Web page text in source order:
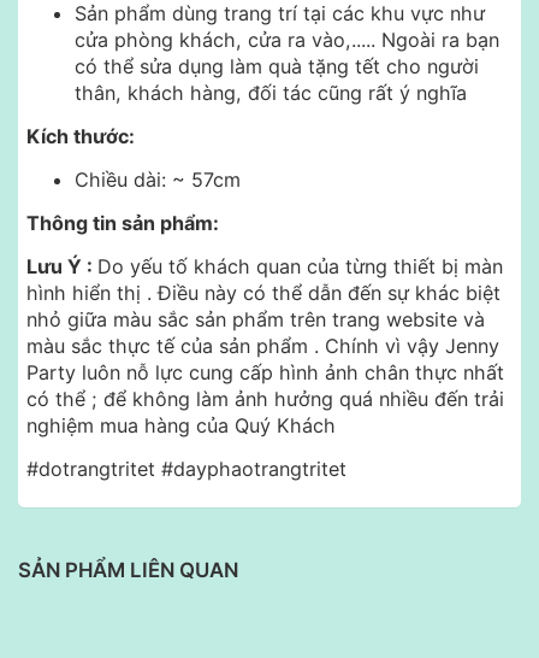
Sản phẩm dùng trang trí tại các khu vực như
cửa phòng khách, cửa ra vào,..... Ngoài ra bạn
có thể sửa dụng làm quà tặng tết cho người
thân, khách hàng, đối tác cũng rất ý nghĩa
Kích thước:
Chiều dài: ~ 57cm
Thông tin sản phẩm:
Lưu Ý : Do yếu tố khách quan của từng thiết bị màn
hình hiển thị . Điều này có thể dẫn đến sự khác biệt
nhỏ giữa màu sắc sản phẩm trên trang website và
màu sắc thực tế của sản phẩm . Chính vì vậy Jenny
Party luôn nỗ lực cung cấp hình ảnh chân thực nhất
có thể ; để không làm ảnh hưởng quá nhiều đến trải
nghiệm mua hàng của Quý Khách
#dotrangtritet #dayphaotrangtritet
SẢN PHẨM LIÊN QUAN